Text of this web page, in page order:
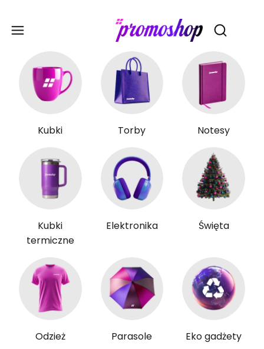
Otwórz
Kubki Torby Notesy
Kubki
termiczne
Elektronika Święta
Odzież Parasole Eko gadżety